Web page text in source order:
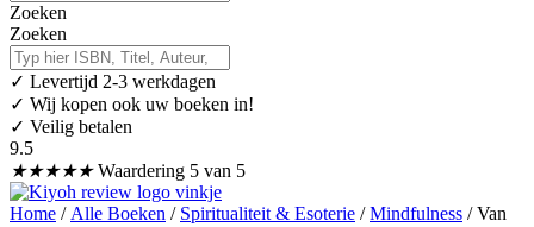
Zoeken
Zoeken
✓ Levertijd 2-3 werkdagen
✓ Wij kopen ook uw boeken in!
✓ Veilig betalen
9.5
★★★★★ Waardering 5 van 5
Home / Alle Boeken / Spiritualiteit & Esoterie /Mindfulness / Van